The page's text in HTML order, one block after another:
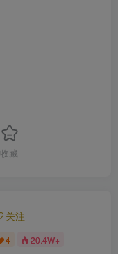
收藏
关注
4 20.4W+